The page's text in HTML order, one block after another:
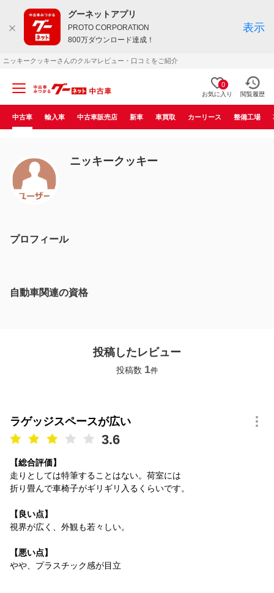
グーネットアプリ
PROTO CORPORATION
800万ダウンロード達成！
表示
ニッキークッキーさんのクルマレビュー・口コミをご紹介
0
お気に入り 閲覧履歴
中古車 輸入車 中古車販売店 新車 車買取 カーリース 整備工場
ニッキークッキー
プロフィール
自動車関連の資格
投稿したレビュー
投稿数 1件
ラゲッジスペースが広い
3.6
【総合評価】
走りとしては特筆することはない。荷室には
折り畳んで車椅子がギリギリ入るくらいです。
【良い点】
視界が広く、外観も若々しい。
【悪い点】
やや、プラスチック感が目立